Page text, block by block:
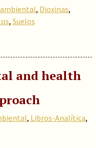
, Dioxinas,
, Suelos
and health
, Libros-Analítica,